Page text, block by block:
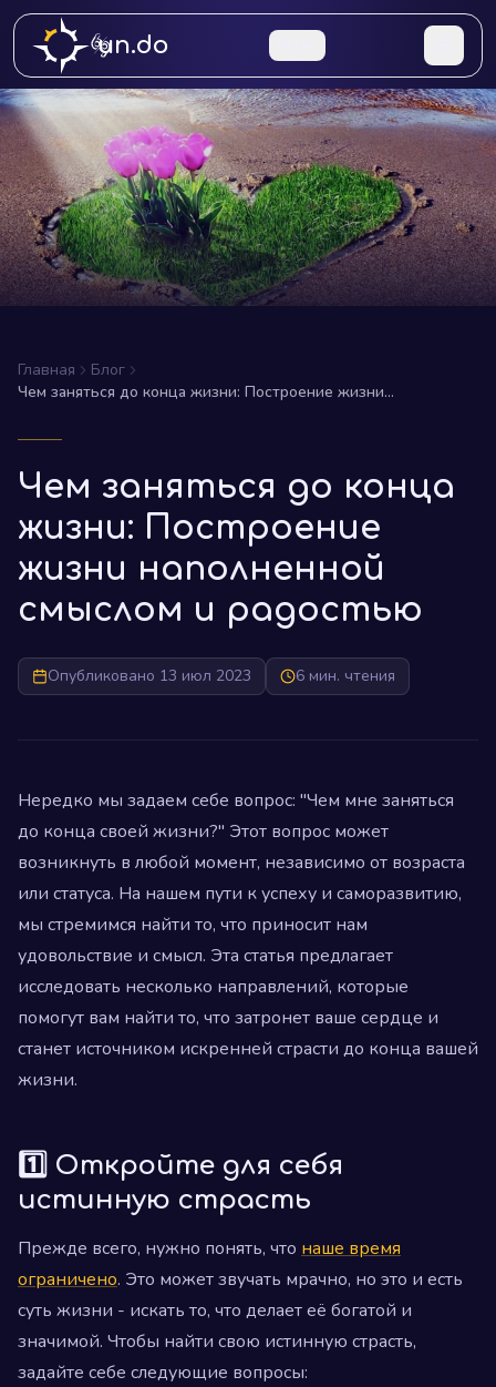
un.do
Главная
Блог
Чем заняться до конца жизни: Построение жизни
Чем заняться до конца
жизни: Построение
жизни наполненной
смыслом и радостью
Опубликовано 13 июл 2023 6 мин. чтения
Нередко мы задаем себе вопрос: "Чем мне заняться
до конца своей жизни?" Этот вопрос может
возникнуть в любой момент, независимо от возраста
или статуса. На нашем пути к успеху и саморазвитию,
мы стремимся найти то, что приносит нам
удовольствие и смысл. Эта статья предлагает
исследовать несколько направлений, которые
помогут вам найти то, что затронет ваше сердце и
станет источником искренней страсти до конца вашей
жизни.
1️⃣ Откройте для себя
истинную страсть
Прежде всего, нужно понять, что наше время
ограничено. Это может звучать мрачно, но это и есть
суть жизни - искать то, что делает её богатой и
значимой. Чтобы найти свою истинную страсть,
задайте себе следующие вопросы: